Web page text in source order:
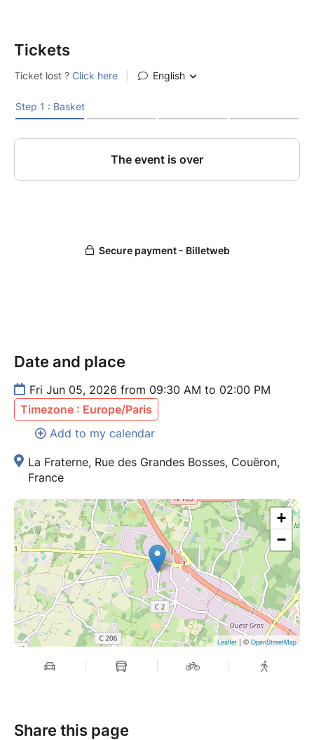
Tickets
Date and place
Fri Jun 05, 2026 from 09:30 AM to 02:00 PM
Timezone : Europe/Paris
Add to my calendar
La Fraterne, Rue des Grandes Bosses, Couëron,
France
+
−
Leaflet| © OpenStreetMap
Share this page